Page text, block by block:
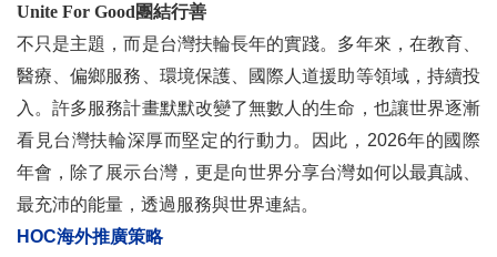
Unite For Good團結行善
不只是主題，而是台灣扶輪長年的實踐。多年來，在教育、
醫療、偏鄉服務、環境保護、國際人道援助等領域，持續投
入。許多服務計畫默默改變了無數人的生命，也讓世界逐漸
看見台灣扶輪深厚而堅定的行動力。因此，2026年的國際
年會，除了展示台灣，更是向世界分享台灣如何以最真誠、
最充沛的能量，透過服務與世界連結。
HOC海外推廣策略